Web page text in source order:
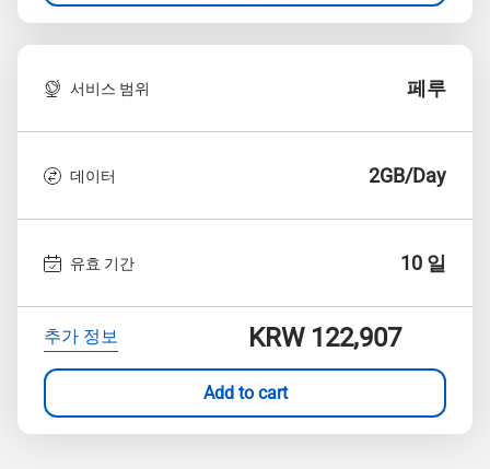
서비스 범위 페루
데이터 2GB/Day
유효 기간 10 일
추가 정보 KRW 122,907
Add to cart